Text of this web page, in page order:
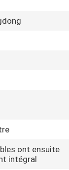
ont ensuite
intégral